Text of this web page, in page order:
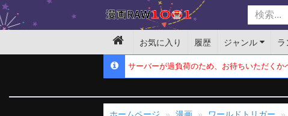
お気に入り 履歴 ジャンル ラ
サーバーが過負荷のため、お待ちいただくか